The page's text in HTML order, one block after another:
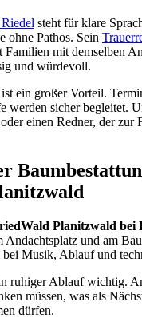
steht für klare
ohne Pathos. Sein
Familien mit demselben
und würdevoll.
ein großer Vorteil.
werden sicher begleitet.
einen Redner, der zur
Planitzwald bei
Andachtsplatz und am
Musik, Ablauf und
ruhiger Ablauf wichtig.
müssen, was als
dürfen.